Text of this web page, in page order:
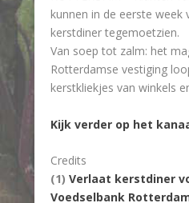
kunnen in de eerste week
kerstdiner tegemoetzien.
Van soep tot zalm: het
Rotterdamse vestiging
kerstkliekjes van winkels
Kijk verder op het
Credits
(1) Verlaat kerstdiner
Voedselbank